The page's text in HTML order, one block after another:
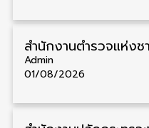
Admin
01/08/2026